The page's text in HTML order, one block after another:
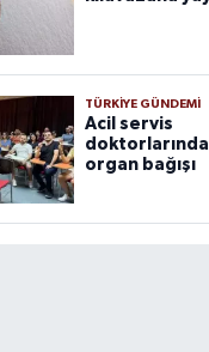
TÜRKIYE GÜNDEMI
Acil servis
organ bağışı